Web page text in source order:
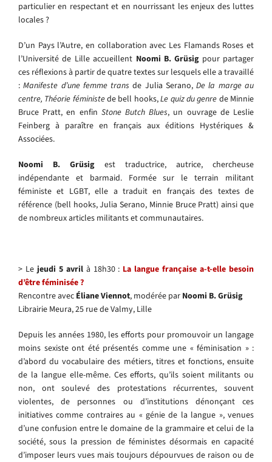
particulier en respectant et en nourrissant les enjeux des luttes
locales ?
D’un Pays l’Autre, en collaboration avec Les Flamands Roses et
l’Université de Lille accueillent Noomi B. Grüsigpour partager
ces réflexions à partir de quatre textes sur lesquels elle a travaillé
:Manifeste d’une femme trans de Julia Serano,De la marge au
centre, Théorie féministede bell hooks,Le quiz du genre de Minnie
Bruce Pratt, en enfin Stone Butch Blues, un ouvrage de Leslie
Feinberg à paraître en français aux éditions Hystériques &
Associées.
Noomi B. Grüsigest traductrice, autrice, chercheuse
indépendante et barmaid. Formée sur le terrain militant
féministe et LGBT, elle a traduit en français des textes de
référence (bell hooks, Julia Serano, Minnie Bruce Pratt) ainsi que
de nombreux articles militants et communautaires.
> Le jeudi 5 avril à 18h30 : La langue française a-t-elle besoin
d’être féminisée ?
Rencontre avec Éliane Viennot, modérée par Noomi B. Grüsig
Librairie Meura, 25 rue de Valmy, Lille
Depuis les années 1980, les efforts pour promouvoir un langage
moins sexiste ont été présentés comme une « féminisation » :
d’abord du vocabulaire des métiers, titres et fonctions, ensuite
de la langue elle-même. Ces efforts, qu’ils soient militants ou
non, ont soulevé des protestations récurrentes, souvent
violentes, de personnes ou d’institutions dénonçant ces
initiatives comme contraires au « génie de la langue », venues
d’une confusion entre le domaine de la grammaire et celui de la
société, sous la pression de féministes désormais en capacité
d’imposer leurs vues mais toujours dépourvues de raison ou de